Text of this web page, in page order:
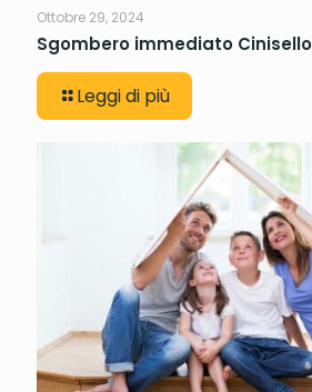
Ottobre 29, 2024
Sgombero immediato
Leggi di più